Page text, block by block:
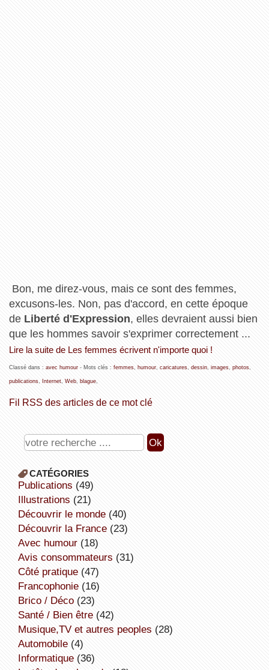
Bon, me direz-vous, mais ce sont des femmes,
excusons-les. Non, pas d'accord, en cette époque
de Liberté d'Expression, elles devraient aussi bien
que les hommes savoir s'exprimer correctement ...
Lire la suite de Les femmes écrivent n'importe quoi !
Classé dans : avec humour- Mots clés : femmes, humour, caricatures, dessin, images, photos,
publications, Internet, Web, blague,
Fil RSS des articles de ce mot clé
CATÉGORIES
publications (49)
illustrations (21)
découvrir le monde(40)
découvrir la France(23)
avec humour(18)
avis consommateurs (31)
côté pratique(47)
Francophonie(16)
Brico / Déco(23)
Santé / Bien être(42)
Musique,TV et autres peoples (28)
Automobile(4)
informatique(36)